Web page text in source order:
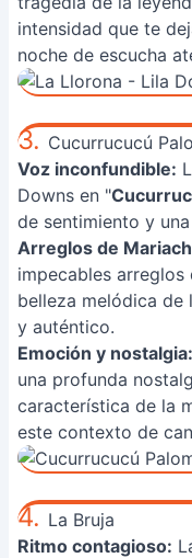
intensidad que te
noche de escucha
3. Cucurrucucú
Voz inconfundible:
Downs en "
de sentimiento y
Arreglos de
impecables arreglos
belleza melódica de
y auténtico.
Emoción y nostalgia:
una profunda
característica de la
este contexto de
4. La Bruja
Ritmo contagioso: